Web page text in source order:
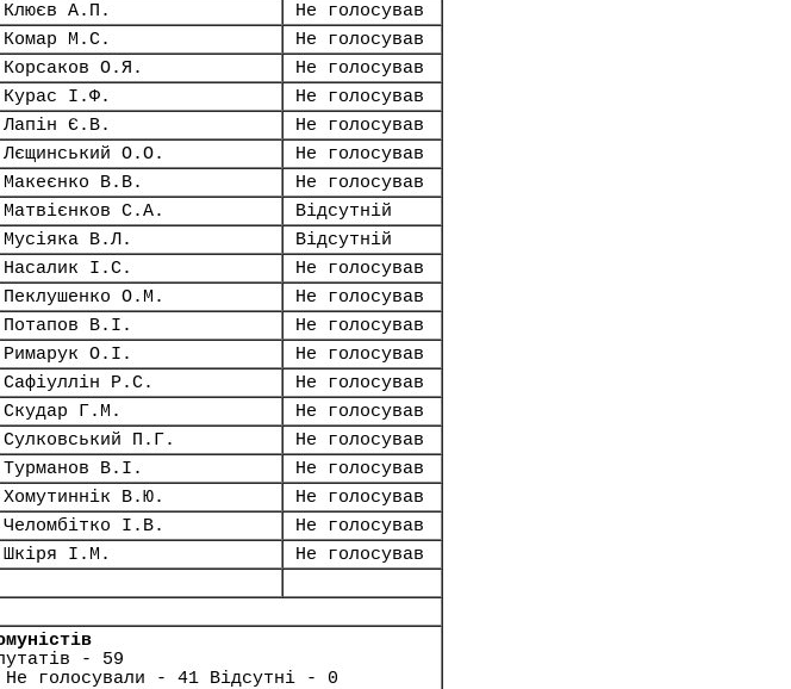
Клюєв А.П.
Не голосував
Комар М.С.
Не голосував
Корсаков О.Я.
Не голосував
Курас І.Ф.
Не голосував
Лапін Є.В.
Не голосував
Лєщинський О.О.
Не голосував
Макеєнко В.В.
Не голосував
Матвієнков С.А.
Відсутній
Мусіяка В.Л.
Відсутній
Насалик І.С.
Не голосував
Пеклушенко О.М.
Не голосував
Потапов В.І.
Не голосував
Римарук О.І.
Не голосував
Сафіуллін Р.С.
Не голосував
Скудар Г.М.
Не голосував
Сулковський П.Г.
Не голосував
Турманов В.І.
Не голосував
Хомутиннік В.Ю.
Не голосував
Челомбітко І.В.
Не голосував
Шкіря І.М.
Не голосував
- 59
голосували - 41 Відсутні - 0